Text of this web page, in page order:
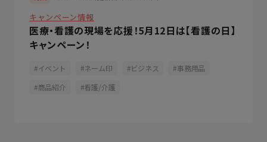
キャンペーン情報
医療・看護の現場を応援！5月12日は【看護の日】
キャンペーン！
イベント ネーム印 ビジネス
事務用品
商品紹介
看護/介護